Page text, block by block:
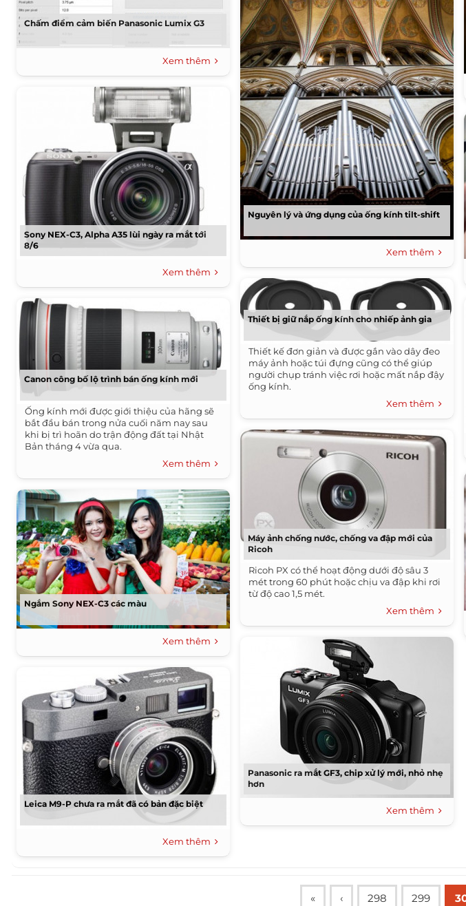
Chấm điểm cảm biến Panasonic Lumix G3
Xem thêm
Sony NEX-C3, Alpha A35 lùi ngày ra mắt tới
8/6
Xem thêm
Canon công bố lộ trình bán ống kính mới
Ống kính mới được giới thiệu của hãng sẽ
bắt đầu bán trong nửa cuối năm nay sau
khi bị trì hoãn do trận động đất tại Nhật
Bản tháng 4 vừa qua.
Xem thêm
Ngắm Sony NEX-C3 các màu
Xem thêm
Leica M9-P chưa ra mắt đã có bản đặc biệt
Xem thêm
Nguyên lý và ứng dụng của ống kính tilt-shift
Xem thêm
Thiết bị giữ nắp ống kính cho nhiếp ảnh gia
Thiết kế đơn giản và được gắn vào dây đeo
máy ảnh hoặc túi đựng cũng có thể giúp
người chụp tránh việc rơi hoặc mất nắp đậy
ống kính.
Xem thêm
Máy ảnh chống nước, chống va đập mới của
Ricoh
Ricoh PX có thể hoạt động dưới độ sâu 3
mét trong 60 phút hoặc chịu va đập khi rơi
từ độ cao 1,5 mét.
Xem thêm
Panasonic ra mắt GF3, chip xử lý mới, nhỏ nhẹ
hơn
Xem thêm
« ‹ 298 299